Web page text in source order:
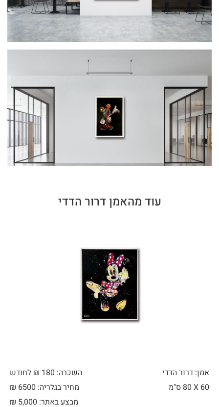
עוד מהאמן דרור הדדי
אמן: דרור הדדי
השכרה: 180 ₪ לחודש
60 X
מחיר בגלריה: 6500 ₪
מבצע באתר:
₪ 5,000